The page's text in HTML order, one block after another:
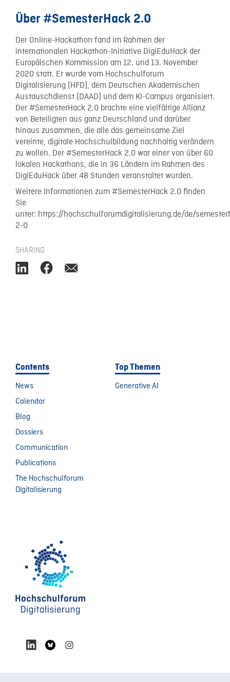
Über #SemesterHack 2.0
Der Online-Hackathon fand im Rahmen der
internationalen Hackathon-Initiative DigiEduHack der
Europäischen Kommission am 12. und 13. November
2020 statt. Er wurde vom Hochschulforum
Digitalisierung (HFD), dem Deutschen Akademischen
Austauschdienst (DAAD) und dem KI-Campus organisiert.
Der #SemesterHack 2.0 brachte eine vielfältige Allianz
von Beteiligten aus ganz Deutschland und darüber
hinaus zusammen, die alle das gemeinsame Ziel
vereinte, digitale Hochschulbildung nachhaltig verändern
zu wollen. Der #SemesterHack 2.0 war einer von über 60
lokalen Hackathons, die in 36 Ländern im Rahmen des
DigiEduHack über 48 Stunden veranstaltet wurden.
Weitere Informationen zum #SemesterHack 2.0 finden
Sie
unter: https://hochschulforumdigitalisierung.de/de/
2-0
SHARING
Contents
News
Calendar
Blog
Dossiers
Communication
Publications
The Hochschulforum
Digitalisierung
Top Themen
Generative AI